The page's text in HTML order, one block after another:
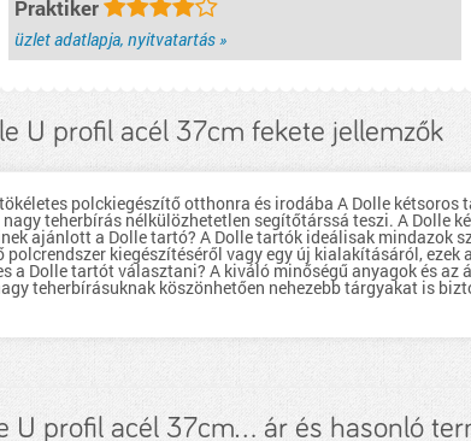
Praktiker
üzlet adatlapja, nyitvatartás »
U profil acél 37cm fekete jellemzők
polckiegészítő otthonra és irodába A Dolle
teherbírás nélkülözhetetlen segítőtárssá teszi. A Dolle
ajánlott a Dolle tartó? A Dolle tartók ideálisak mindazok
kiegészítéséről vagy egy új kialakításáról,
a Dolle tartót választani? A kiváló minőségű anyagok és
teherbírásuknak köszönhetően nehezebb tárgyakat is
U profil acél 37cm... ár és hasonló